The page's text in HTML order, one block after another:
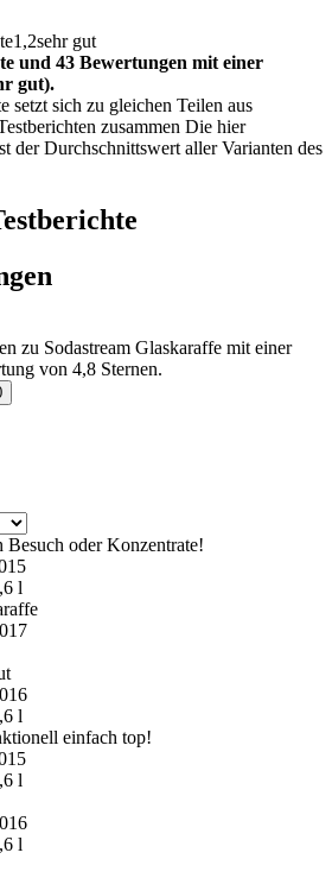
1,2sehr gut
und 43 Bewertungen mit einer
gut).
setzt sich zu gleichen Teilen aus
zusammen Die hier
der Durchschnittswert aller Varianten des
zu Sodastream Glaskaraffe mit einer
von 4,8 Sternen.
oder Konzentrate!
l
l
einfach top!
l
l